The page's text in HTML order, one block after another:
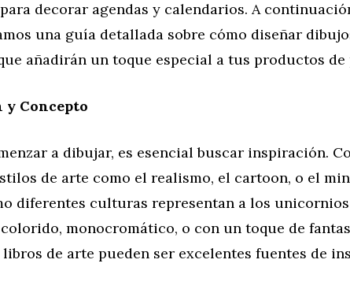
decorar agendas y calendarios. A
una guía detallada sobre cómo diseñar
añadirán un toque especial a tus productos de
Concepto
a dibujar, es esencial buscar inspiración.
de arte como el realismo, el cartoon, o el
diferentes culturas representan a los
monocromático, o con un toque de
de arte pueden ser excelentes fuentes de